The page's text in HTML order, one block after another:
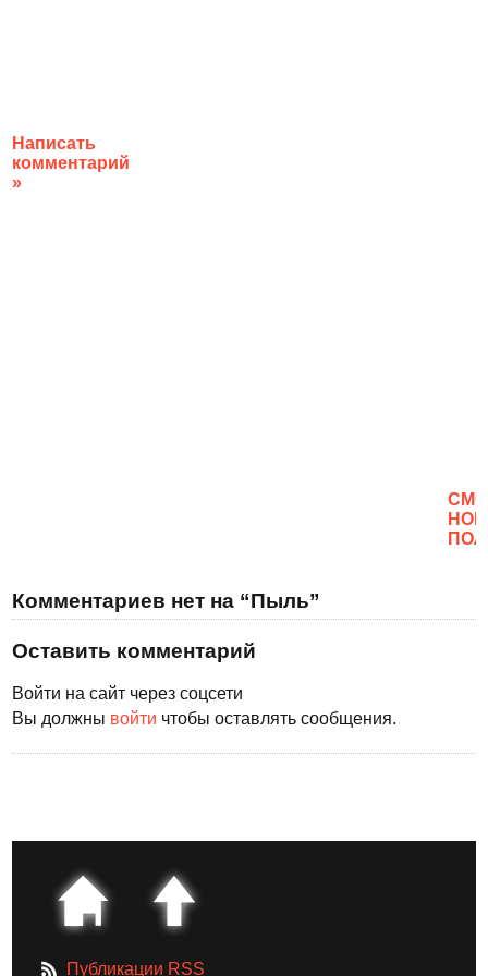
Написать
комментарий
»
Комментариев нет на “Пыль”
Оставить комментарий
Войти на сайт через соцсети
Вы должны войти чтобы оставлять сообщения.
Публикации RSS